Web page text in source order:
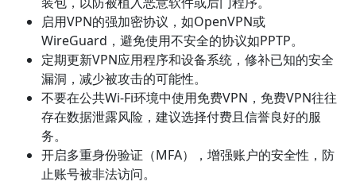
启用VPN的强加密协议，如OpenVPN或
WireGuard，避免使用不安全的协议如PPTP。
定期更新VPN应用程序和设备系统，修补已知的安全
漏洞，减少被攻击的可能性。
不要在公共Wi-Fi环境中使用免费VPN，免费VPN往往
存在数据泄露风险，建议选择付费且信誉良好的服
务。
开启多重身份验证（MFA），增强账户的安全性，防
止账号被非法访问。